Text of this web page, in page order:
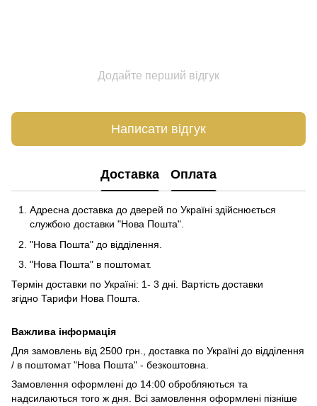
Додайте перший відгук
Написати відгук
Доставка Оплата
Адресна доставка до дверей по Україні здійснюється
службою доставки "Нова Пошта".
"Нова Пошта" до відділення.
"Нова Пошта" в поштомат.
Термін доставки по Україні: 1- 3 дні. Вартість доставки
згідно Тарифи Нова Пошта.
Важлива інформація
Для замовлень від 2500 грн., доставка по Україні до відділення
/ в поштомат "Нова Пошта" - безкоштовна.
Замовлення оформлені до 14:00 обробляються та
надсилаються того ж дня. Всі замовлення оформлені пізніше